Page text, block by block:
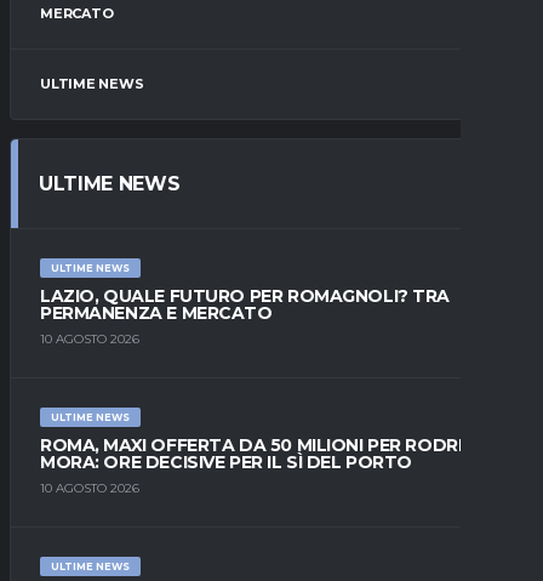
MERCATO
ULTIME NEWS
ULTIME NEWS
ULTIME NEWS
LAZIO, QUALE FUTURO PER ROMAGNOLI? TRA
PERMANENZA E MERCATO
10 AGOSTO 2026
ULTIME NEWS
ROMA, MAXI OFFERTA DA 50 MILIONI PER RODRIGO
MORA: ORE DECISIVE PER IL SÌ DEL PORTO
10 AGOSTO 2026
ULTIME NEWS